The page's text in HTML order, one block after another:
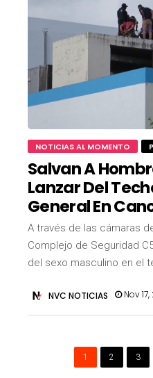
NOTICIAS AL MOMENTO
Salvan A
Lanzar Del
General En
A través de las cámaras
Complejo de Seguridad
del sexo masculino en el
NVC NOTICIAS Nov
1 2 3